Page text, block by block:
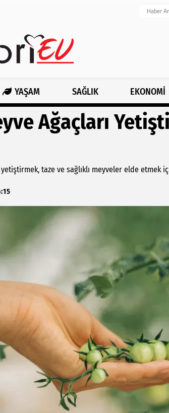
YAŞAM SAĞLIK EKONOMİ
Ağaçları
yetiştirmek, taze ve sağlıklı meyveler elde etmek